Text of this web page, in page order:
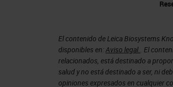
automation, what do you
Tests Automated on
El contenido de Leica Biosystems
disponibles en:Aviso legal.. El
relacionados, está destinado a
salud y no está destinado a ser, ni
opiniones expresados en cualquier